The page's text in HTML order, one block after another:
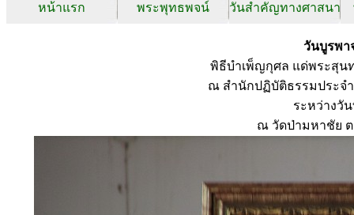
หน้าแรก พระพุทธพจน์ วันสำคัญทางศาสนา
วันบูรพา
พิธีบำเพ็ญกุศล แด่พระสุน
ณ สำนักปฏิบัติธรรมประจ
ระหว่างวั
ณ วัดป่ามหาชัย